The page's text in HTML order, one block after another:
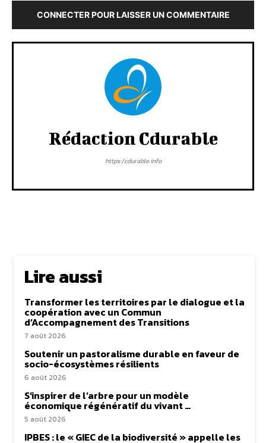
CONNECTER POUR LAISSER UN COMMENTAIRE
Rédaction Cdurable
https:/cdurable.info
Lire aussi
Transformer les territoires par le dialogue et la
coopération avec un Commun
d’Accompagnement des Transitions
7 août 2026
Soutenir un pastoralisme durable en faveur de
socio-écosystèmes résilients
6 août 2026
S’inspirer de l’arbre pour un modèle
économique régénératif du vivant …
5 août 2026
IPBES : le « GIEC de la biodiversité » appelle les